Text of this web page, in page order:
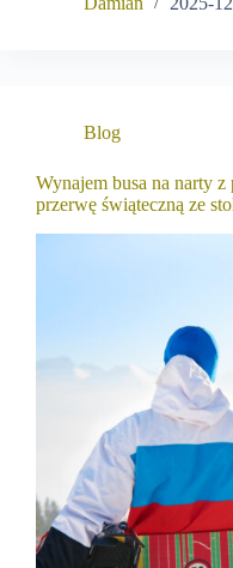
Blog
Wynajem busa na narty z
przerwę świąteczną ze